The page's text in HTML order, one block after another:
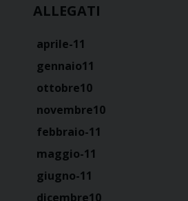
ALLEGATI
aprile-11
gennaio11
ottobre10
novembre10
febbraio-11
maggio-11
giugno-11
dicembre10